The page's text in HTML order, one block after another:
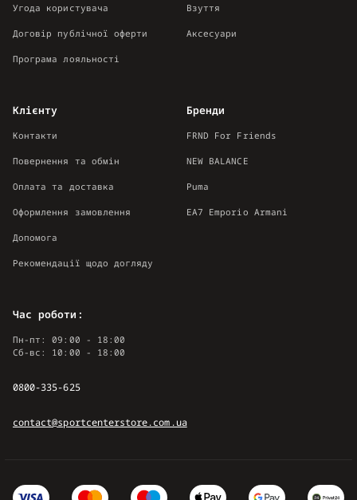
Взуття
Аксесуари
Угода користувача
Договір публічної оферти
Програма лояльності
Клієнту
Контакти
Повернення та обмін
Оплата та доставка
Оформлення замовлення
Допомога
Рекомендації щодо догляду
Бренди
FRND For Friends
NEW BALANCE
Puma
EA7 Emporio Armani
Час роботи:
Пн-пт: 09:00 - 18:00
Сб-вс: 10:00 - 18:00
0800-335-625
contact@sportcenterstore.com.ua